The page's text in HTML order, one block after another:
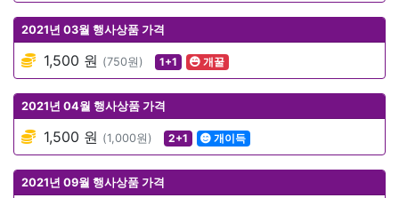
2021년 03월 행사상품 가격
1,500 원 (750원) 1+1 개꿀
2021년 04월 행사상품 가격
1,500 원 (1,000원) 2+1 개이득
2021년 09월 행사상품 가격